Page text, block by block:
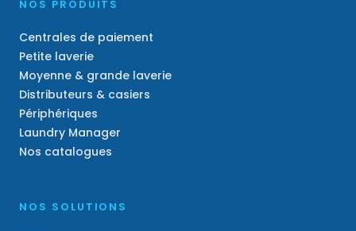
NOS PRODUITS
Centrales de paiement
Petite laverie
Moyenne & grande laverie
Distributeurs & casiers
Périphériques
Laundry Manager
Nos catalogues
NOS SOLUTIONS